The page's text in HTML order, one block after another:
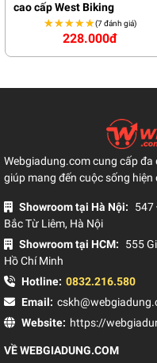
cao cấp West Biking
★★★★★
★★★★★(7 đánh giá)
228.000đ
Webgiadung.com cung cấp
giúp mang đến cuộc sống hiện
Showroom tại Hà Nội:
547
Bắc Từ Liêm, Hà Nội
Showroom tại HCM:
555
Hồ Chí Minh
Hotline: 0832.216.580
Email:
Website: https://
VỀ WEBGIADUNG.COM